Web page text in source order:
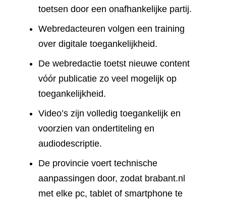
toetsen door een onafhankelijke partij.
Webredacteuren volgen een training
over digitale toegankelijkheid.
De webredactie toetst nieuwe content
vóór publicatie zo veel mogelijk op
toegankelijkheid.
Video’s zijn volledig toegankelijk en
voorzien van ondertiteling en
audiodescriptie.
De provincie voert technische
aanpassingen door, zodat brabant.nl
met elke pc, tablet of smartphone te